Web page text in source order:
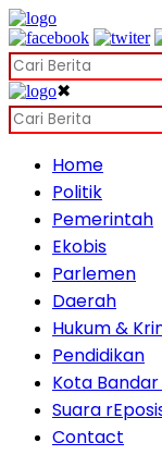
✖
Home
Politik
Pemerintah
Ekobis
Parlemen
Daerah
Hukum &
Pendidikan
Kota
Suara
Contact